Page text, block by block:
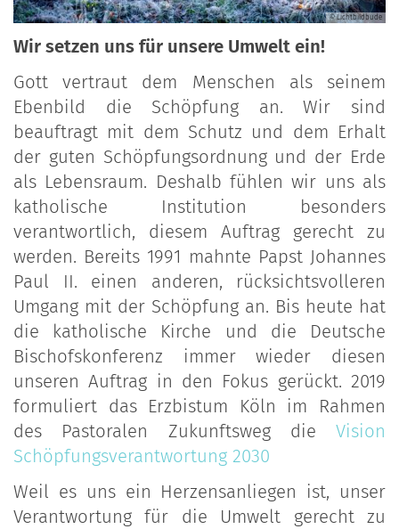
© Lichtbildbude
Wir setzen uns für unsere Umwelt ein!
Gott vertraut dem Menschen als seinem
Ebenbild die Schöpfung an. Wir sind
beauftragt mit dem Schutz und dem Erhalt
der guten Schöpfungsordnung und der Erde
als Lebensraum. Deshalb fühlen wir uns als
katholische Institution besonders
verantwortlich, diesem Auftrag gerecht zu
werden. Bereits 1991 mahnte Papst Johannes
Paul II. einen anderen, rücksichtsvolleren
Umgang mit der Schöpfung an. Bis heute hat
die katholische Kirche und die Deutsche
Bischofskonferenz immer wieder diesen
unseren Auftrag in den Fokus gerückt. 2019
formuliert das Erzbistum Köln im Rahmen
des Pastoralen Zukunftsweg die Vision
Schöpfungsverantwortung 2030
Weil es uns ein Herzensanliegen ist, unser
Verantwortung für die Umwelt gerecht zu